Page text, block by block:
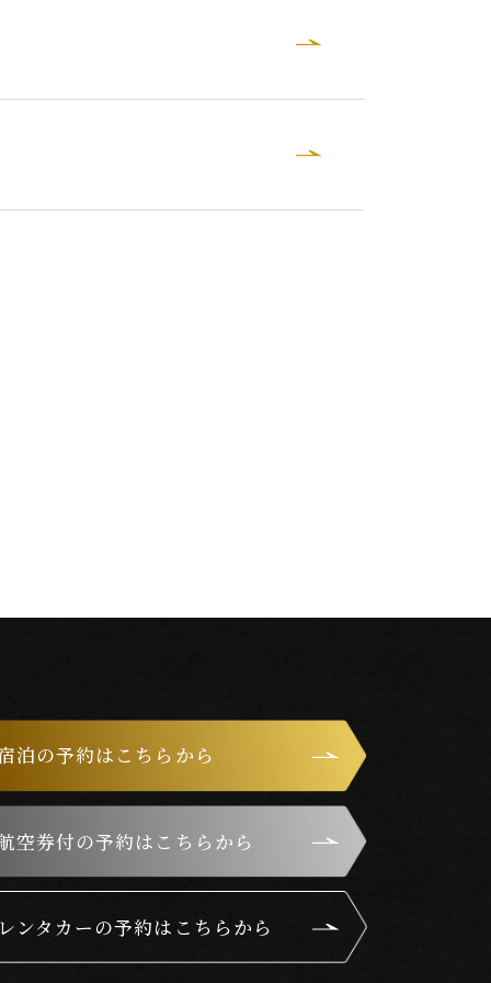
泊の予約はこちらから
空券付の予約はこちらから
ンタカーの予約はこちらから